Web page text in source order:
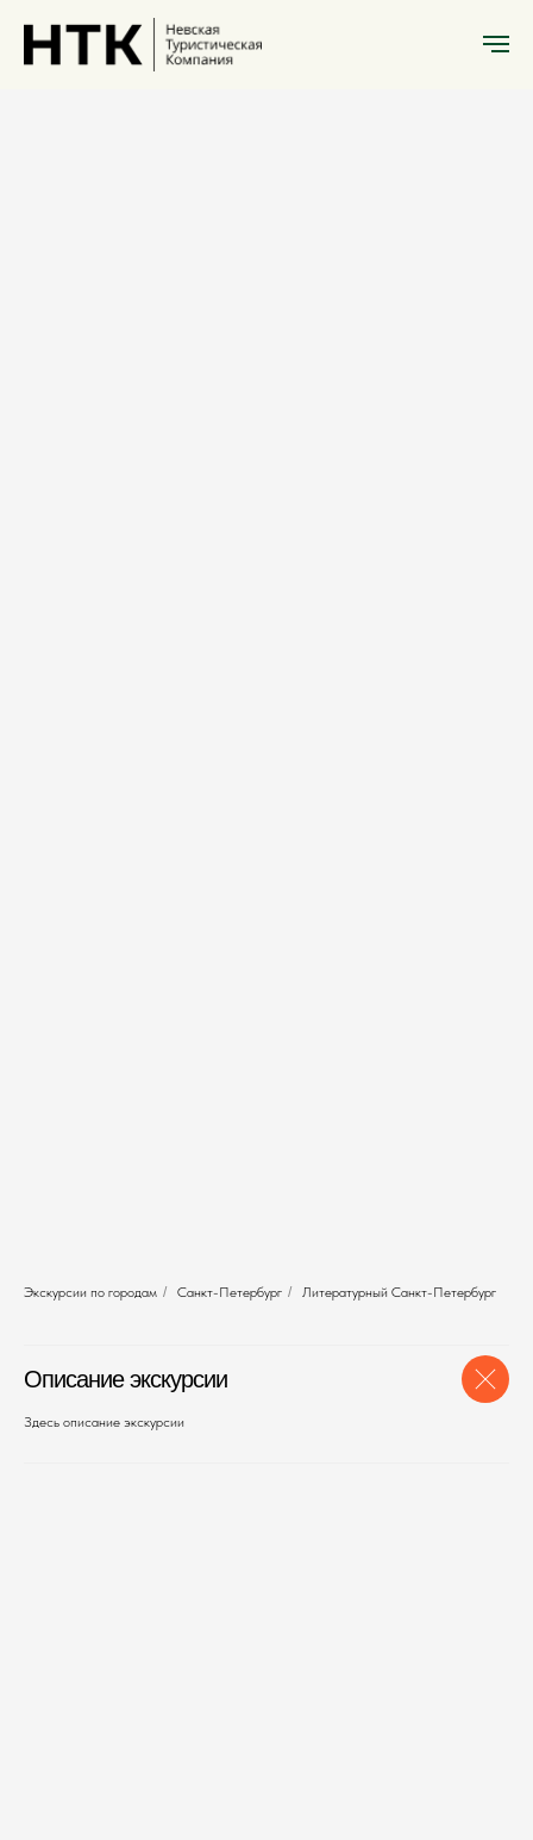
Экскурсии по городам / Санкт-Петербург / Литературный Санкт-Петербург
Описание экскурсии
Здесь описание экскурсии